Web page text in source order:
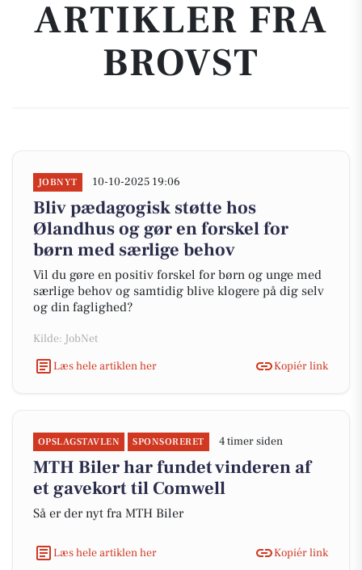
ARTIKLER FRA
BROVST
JOBNYT 10-10-2025 19:06
Bliv pædagogisk støtte hos
Ølandhus og gør en forskel for
børn med særlige behov
Vil du gøre en positiv forskel for børn og unge med
særlige behov og samtidig blive klogere på dig selv
og din faglighed?
Kilde: JobNet
Læs hele artiklen her
Kopiér link
OPSLAGSTAVLEN SPONSORERET 4 timer siden
MTH Biler har fundet vinderen af
et gavekort til Comwell
Så er der nyt fra MTH Biler
Læs hele artiklen her Kopiér link